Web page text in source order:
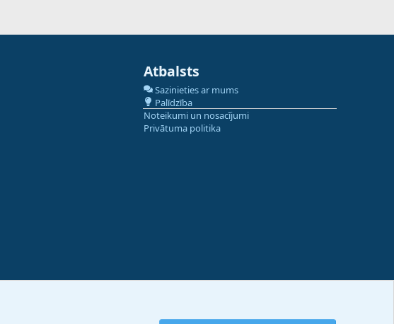
Atbalsts
Sazinieties ar mums
Palīdzība
Noteikumi un nosacījumi
Privātuma politika